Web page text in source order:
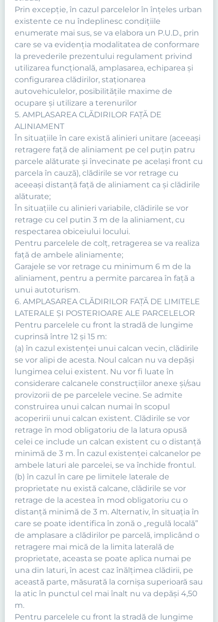
Prin excepţie, în cazul parcelelor în înţeles urban
existente ce nu îndeplinesc condiţiile
enumerate mai sus, se va elabora un P.U.D., prin
care se va evidenţia modalitatea de conformare
la prevederile prezentului regulament privind
utilizarea funcţională, amplasarea, echiparea şi
configurarea clădirilor, staţionarea
autovehiculelor, posibilităţile maxime de
ocupare şi utilizare a terenurilor
5. AMPLASAREA CLĂDIRILOR FAŢĂ DE
ALINIAMENT
În situaţiile în care există alinieri unitare (aceeaşi
retragere faţă de aliniament pe cel puţin patru
parcele alăturate şi învecinate pe acelaşi front cu
parcela în cauză), clădirile se vor retrage cu
aceeaşi distanţă faţă de aliniament ca şi clădirile
alăturate;
În situaţiile cu alinieri variabile, clădirile se vor
retrage cu cel putin 3 m de la aliniament, cu
respectarea obiceiului locului.
Pentru parcelele de colţ, retragerea se va realiza
faţă de ambele aliniamente;
Garajele se vor retrage cu minimum 6 m de la
aliniament, pentru a permite parcarea în faţă a
unui autoturism.
6. AMPLASAREA CLĂDIRILOR FAŢĂ DE LIMITELE
LATERALE ŞI POSTERIOARE ALE PARCELELOR
Pentru parcelele cu front la stradă de lungime
cuprinsă între 12 şi 15 m:
(a) în cazul existenţei unui calcan vecin, clădirile
se vor alipi de acesta. Noul calcan nu va depăşi
lungimea celui existent. Nu vor fi luate în
considerare calcanele construcţiilor anexe şi/sau
provizorii de pe parcelele vecine. Se admite
construirea unui calcan numai în scopul
acoperirii unui calcan existent. Clădirile se vor
retrage în mod obligatoriu de la latura opusă
celei ce include un calcan existent cu o distanţă
minimă de 3 m. În cazul existenţei calcanelor pe
ambele laturi ale parcelei, se va închide frontul.
(b) în cazul în care pe limitele laterale de
proprietate nu există calcane, clădirile se vor
retrage de la acestea în mod obligatoriu cu o
distanţă minimă de 3 m. Alternativ, în situaţia în
care se poate identifica în zonă o „regulă locală”
de amplasare a clădirilor pe parcelă, implicând o
retragere mai mică de la limita laterală de
proprietate, aceasta se poate aplica numai pe
una din laturi, în acest caz înălţimea clădirii, pe
această parte, măsurată la cornişa superioară sau
la atic în punctul cel mai înalt nu va depăşi 4,50
m.
Pentru parcelele cu front la stradă de lungime